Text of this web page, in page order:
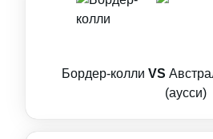
Бордер-колли VS
(аусси)